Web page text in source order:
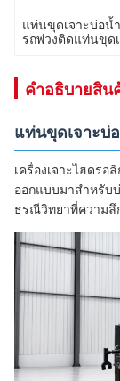
แท่นขุดเจาะบ่อน้
รถพ่วงติดแท่นขุด
คําอธิบายสิน
แท่นขุดเจาะบ่
เครื่องเจาะไฮดร
ออกแบบมาสำหรับ
ธรณีวิทยาที่ความลึ